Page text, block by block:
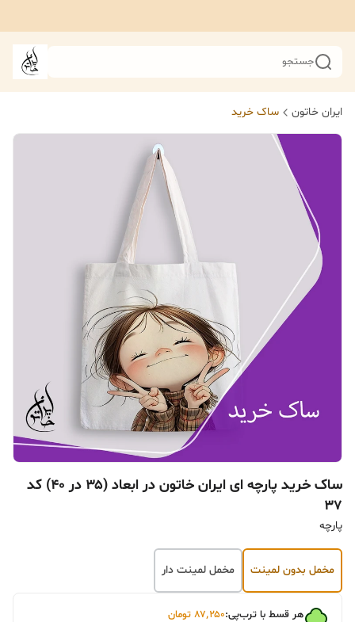
جستجو
ایران خاتون ساک خرید
ساک خرید پارچه ای ایران خاتون در ابعاد (۳۵ در ۴۰) کد
۳۷
پارچه
مخمل بدون لمینت مخمل لمینت دار
هر قسط با ترب‌پی:۸۷٬۲۵۰ تومان